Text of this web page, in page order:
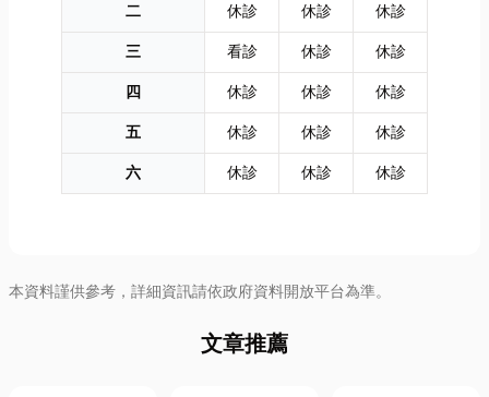
二
休診 休診
休診
三
看診 休診
休診
四
休診 休診
休診
五
休診 休診
休診
六
休診 休診 休診
本資料謹供參考，詳細資訊請依政府資料開放平台為準。
文章推薦